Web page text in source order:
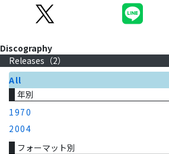
Discography
Releases（2）
All
年別
1970
2004
フォーマット別